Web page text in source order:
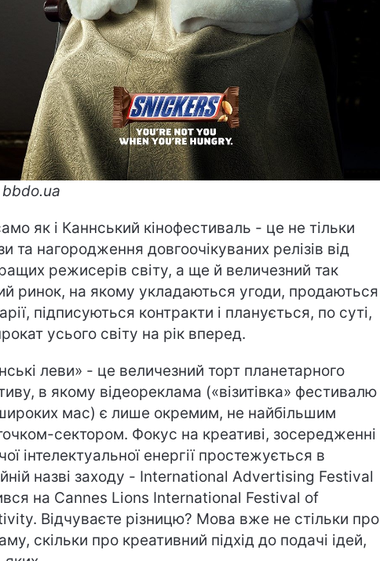
як і Каннський кінофестиваль - це не тільки
та нагородження довгоочікуваних релізів від
режисерів світу, а ще й величезний так
ринок, на якому укладаються угоди, продаються
підписуються контракти і планується, по суті,
усього світу на рік вперед.
леви» - це величезний торт планетарного
в якому відеореклама («візитівка» фестивалю
мас) є лише окремим, не найбільшим
сектором. Фокус на креативі, зосередженні
інтелектуальної енергії простежується в
назві заходу - International Advertising Festival
на Cannes Lions International Festival of
Відчуваєте різницю? Мова вже не стільки про
скільки про креативний підхід до подачі ідей,